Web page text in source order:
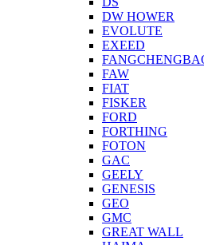
DW HOWER
EVOLUTE
EXEED
FAW
FIAT
FISKER
FORD
FORTHING
FOTON
GAC
GEELY
GENESIS
GEO
GMC
GREAT WALL